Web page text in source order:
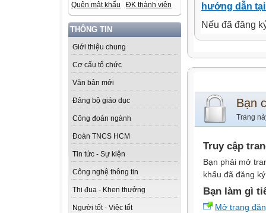
Quên mật khẩu ĐK thành viên
THÔNG TIN
Giới thiệu chung
Cơ cấu tổ chức
Văn bản mới
Đảng bộ giáo dục
Công đoàn ngành
Đoàn TNCS HCM
Tin tức - Sự kiện
Công nghệ thông tin
Thi đua - Khen thưởng
Người tốt - Việc tốt
hướng dẫn
Nếu đã đăng
Bạn
Trang
Truy cập
Bạn phải mở
khẩu đã đăng
Bạn làm gì
Mở trang